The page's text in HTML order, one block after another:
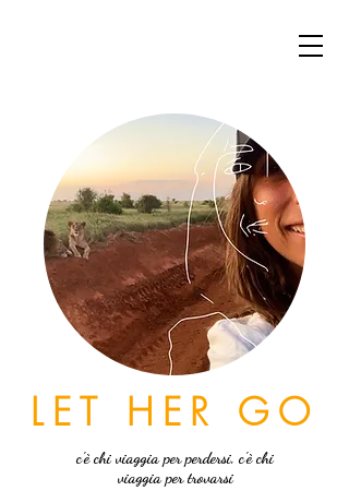
LET HER GO
c'è chi viaggia per perdersi, c'è chi
viaggia per trovarsi